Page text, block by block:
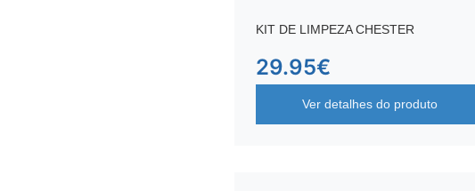
KIT DE LIMPEZA CHESTER
29.95€
Ver detalhes do produto